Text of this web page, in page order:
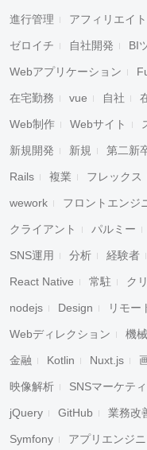
進行管理 アフィリエイト
ゼロイチ 自社開発 BI
Webアプリケーション
在宅勤務 vue 自社
Web制作 Webサイト
新規開発 新規 第二新
Rails 複業 フレックス
wework フロントエンジ
クライアント パルミー
SNS運用 分析 経験者
React Native 常駐 ク
nodejs Design リモー
Webディレクション 機
金融 Kotlin Nuxt.js
映像解析 SNSマーケテ
jQuery GitHub 業務改
Symfony アプリエンジ